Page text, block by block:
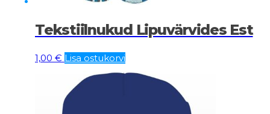
Tekstiilnukud Lipuvärvides Est
1,00 € Lisa ostukorvi